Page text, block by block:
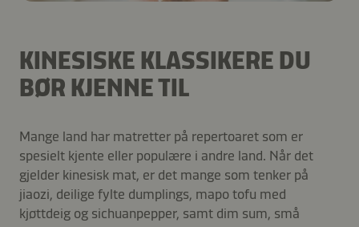
KINESISKE KLASSIKERE DU
BØR KJENNE TIL
Mange land har matretter på repertoaret som er
spesielt kjente eller populære i andre land. Når det
gjelder kinesisk mat, er det mange som tenker på
jiaozi, deilige fylte dumplings, mapo tofu med
kjøttdeig og sichuanpepper, samt dim sum, små